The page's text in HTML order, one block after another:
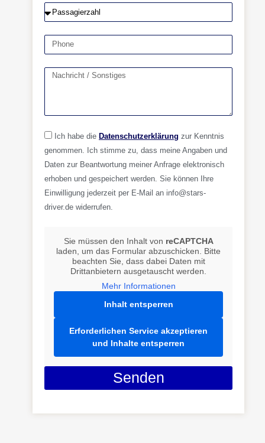
Ich habe die Datenschutzerklärung zur Kenntnis
genommen. Ich stimme zu, dass meine Angaben und
Daten zur Beantwortung meiner Anfrage elektronisch
erhoben und gespeichert werden. Sie können Ihre
Einwilligung jederzeit per E-Mail an info@stars-
driver.de widerrufen.
Sie müssen den Inhalt von reCAPTCHA
laden, um das Formular abzuschicken. Bitte
beachten Sie, dass dabei Daten mit
Drittanbietern ausgetauscht werden.
Mehr Informationen
Inhalt entsperren
Erforderlichen Service akzeptieren
und Inhalte entsperren
Senden